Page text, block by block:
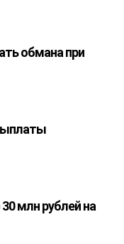
обмана при
млн рублей на